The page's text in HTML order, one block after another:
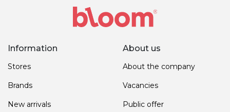
Information
Stores
Brands
New arrivals
About us
About the company
Vacancies
Public offer